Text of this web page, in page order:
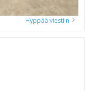
Hyppää viestiin